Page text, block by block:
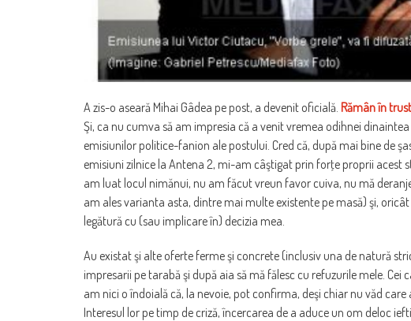
A zis-o aseară Mihai Gâdea pe post, a devenit oficială. Rămân în trust
Şi, ca nu cumva să am impresia că a venit vremea odihnei
emisiunilor politice-fanion ale postului. Cred că, după mai bine de
emisiuni zilnice la Antena 2, mi-am câştigat prin forţe proprii
am luat locul nimănui, nu am făcut vreun favor cuiva, nu mă
am ales varianta asta, dintre mai multe existente pe masă) şi,
legătură cu (sau implicare în) decizia mea.
Au existat şi alte oferte ferme şi concrete (inclusiv una de natură
impresarii pe tarabă şi după aia să mă fălesc cu refuzurile mele.
am nici o îndoială că, la nevoie, pot confirma, deşi chiar nu văd
Interesul lor pe timp de criză, încercarea de a aduce un om deloc